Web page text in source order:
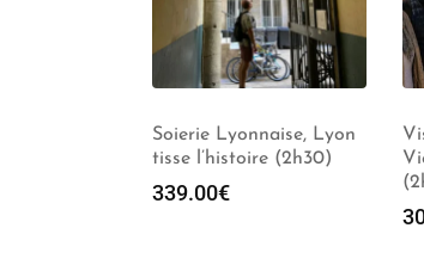
Soierie Lyonnaise, Lyon
tisse l’histoire (2h30)
339.00€